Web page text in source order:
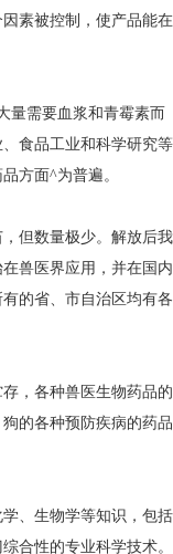
素被控制，使产品能在
需要血浆和青霉素而
食品工业和科学研究等
方面^为普遍。
但数量极少。解放后我
兽医界应用，并在国内
的省、市自治区均有各
，各种兽医生物药品的
的各种预防疾病的药品
、生物学等知识，包括
合性的专业科学技术。